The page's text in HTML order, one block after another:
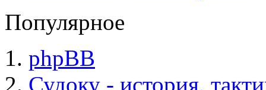
Популярное
phpBB
Судоку - история,